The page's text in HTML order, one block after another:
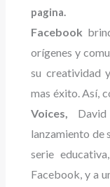
pagina.
Facebook
orígenes y
su creatividad
mas éxito. Así,
Voices,
lanzamiento de
serie
Facebook, y a